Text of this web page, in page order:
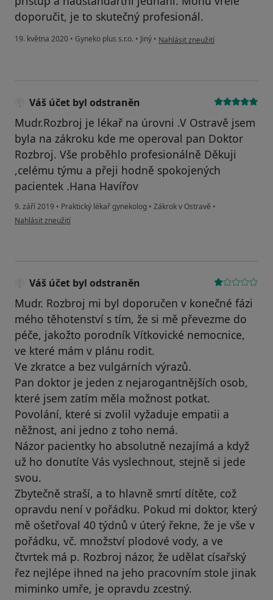
doporučit, je to skutečný profesionál.
19. května 2020 • Gyneko plus s.r.o. • Jiný • podle názoru uživatele D.J.
Nahlásit zneužití
Váš účet byl odstraněn
Mudr.Rozbroj je lékař na úrovni .V Ostravě jsem
byla na zákroku kde me operoval pan Doktor
Rozbroj. Vše proběhlo profesionálně Děkuji
,celému týmu a přeji hodně spokojených
pacientek .Hana Havířov
9. září 2019 • Praktický lékař gynekolog • Zákrok v Ostravě •
podle názoru uživatele Váš účet byl odstraněn
Nahlásit zneužití
Váš účet byl odstraněn
Mudr. Rozbroj mi byl doporučen v konečné fázi
mého těhotenství s tím, že si mě převezme do
péče, jakožto porodník Vítkovické nemocnice,
ve které mám v plánu rodit.
Ve zkratce a bez vulgárních výrazů.
Pan doktor je jeden z nejarogantnějších osob,
které jsem zatím měla možnost potkat.
Povolání, které si zvolil vyžaduje empatii a
něžnost, ani jedno z toho nemá.
Názor pacientky ho absolutně nezajímá a když
už ho donutíte Vás vyslechnout, stejně si jede
svou.
Zbytečně straší, a to hlavně smrtí dítěte, což
opravdu není v pořádku. Pokud mi doktor, který
mě ošetřoval 40 týdnů v úterý řekne, že je vše v
pořádku, vč. množství plodové vody, a ve
čtvrtek má p. Rozbroj názor, že udělat císařský
řez nejlépe ihned na jeho pracovním stole jinak
miminko umře, je opravdu zcestný.